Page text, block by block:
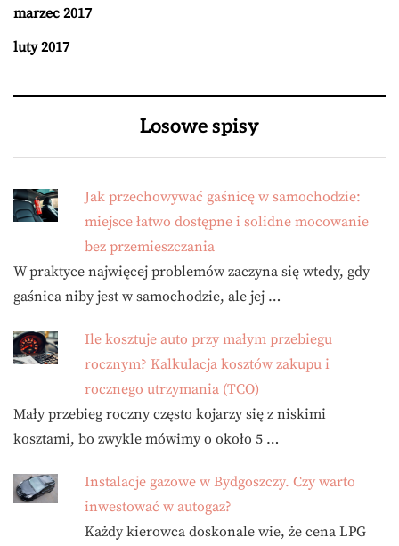
marzec 2017
luty 2017
Losowe spisy
Jak przechowywać gaśnicę w samochodzie:
miejsce łatwo dostępne i solidne mocowanie
bez przemieszczania
W praktyce najwięcej problemów zaczyna się wtedy, gdy
gaśnica niby jest w samochodzie, ale jej …
Ile kosztuje auto przy małym przebiegu
rocznym? Kalkulacja kosztów zakupu i
rocznego utrzymania (TCO)
Mały przebieg roczny często kojarzy się z niskimi
kosztami, bo zwykle mówimy o około 5 …
Instalacje gazowe w Bydgoszczy. Czy warto
inwestować w autogaz?
Każdy kierowca doskonale wie, że cena LPG